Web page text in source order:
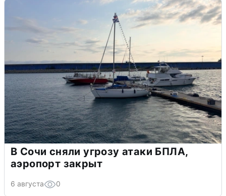
В Сочи сняли угрозу атаки БПЛА,
аэропорт закрыт
6 августа 0